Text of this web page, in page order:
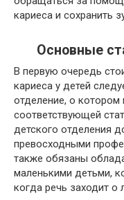
кариеса и сохранить
Основные
В первую очередь
кариеса у детей
отделение, о
соответствующей
детского отделения
превосходными
также обязаны
маленькими детьми,
когда речь заходит о